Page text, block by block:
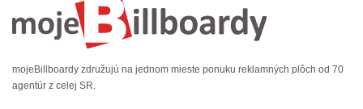
mojeBillboardy združujú na jednom mieste ponuku reklamných plôch od 70
agentúr z celej SR.